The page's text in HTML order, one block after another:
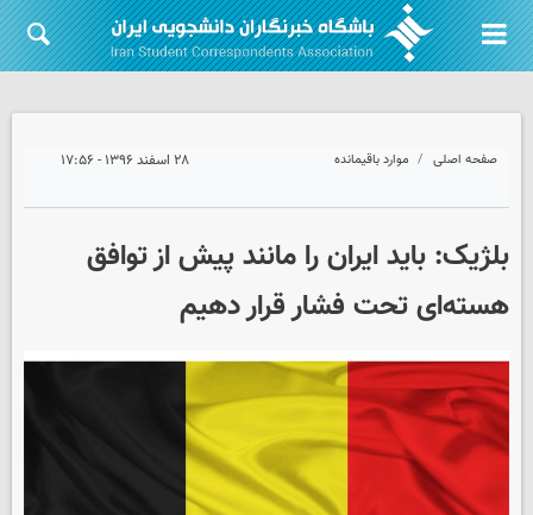
صفحه اصلی موارد باقیمانده ۲۸ اسفند ۱۳۹۶ - ۱۷:۵۶
بلژیک: باید ایران را مانند پیش از توافق
هسته‌ای تحت فشار قرار دهیم